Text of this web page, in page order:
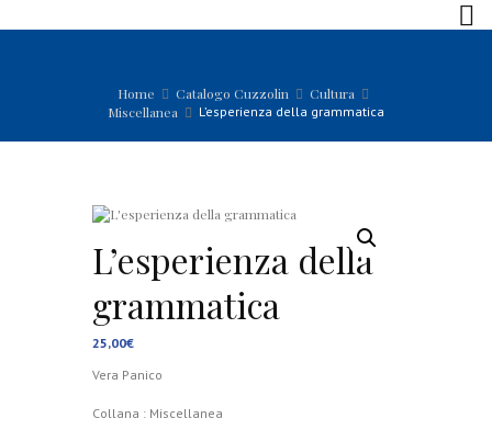
Home Catalogo Cuzzolin
Cultura
Miscellanea
L’esperienza della grammatica
L’esperienza della
grammatica
25,00€
Vera Panico
Collana : Miscellanea